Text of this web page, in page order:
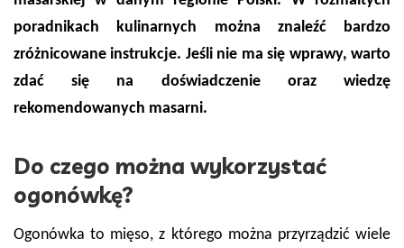
poradnikach kulinarnych można znaleźć bardzo
zróżnicowane instrukcje. Jeśli nie ma się wprawy, warto
zdać się na doświadczenie oraz wiedzę
rekomendowanych masarni.
Do czego można wykorzystać
ogonówkę?
Ogonówka to mięso, z którego można przyrządzić wiele